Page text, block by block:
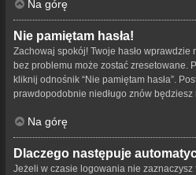
Na górę
Nie pamiętam hasła!
Zachowaj spokój! Twoje hasło wprawdzie
bez problemu może zostać zresetowane.
kliknij odnośnik “Nie pamiętam hasła”.
prawdopodobnie niedługo znów będziesz
Na górę
Dlaczego następuje
Jeżeli w czasie logowania nie zaznaczysz